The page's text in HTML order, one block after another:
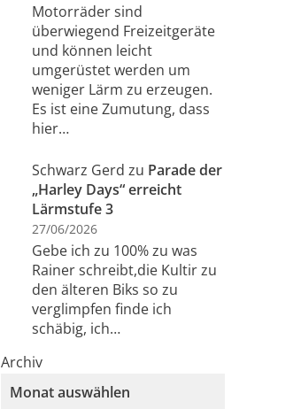
Motorräder sind
überwiegend Freizeitgeräte
und können leicht
umgerüstet werden um
weniger Lärm zu erzeugen.
Es ist eine Zumutung, dass
hier…
Schwarz Gerd zu Parade der
„Harley Days“ erreicht
Lärmstufe 3
27/06/2026
Gebe ich zu 100% zu was
Rainer schreibt,die Kultir zu
den älteren Biks so zu
verglimpfen finde ich
schäbig, ich…
Archiv